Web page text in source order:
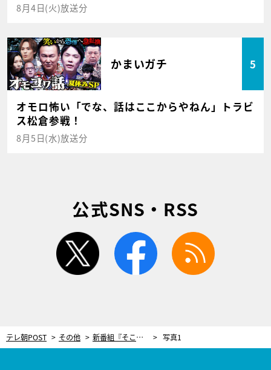
8月4日(火)放送分
かまいガチ 5
オモロ怖い「でな、話はここからやねん」トラビ
ス松倉参戦！
8月5日(水)放送分
公式SNS・RSS
twitter facebook
テレ朝POST その他 新番組『そこに山があるから』スタート！初回は本上まなみが登場「稜線歩きがしたい」 写真1